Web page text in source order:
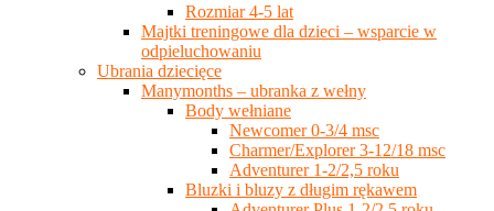
Rozmiar 4-5 lat
Majtki treningowe dla dzieci – wsparcie w
odpieluchowaniu
Ubrania dziecięce
Manymonths – ubranka z wełny
Body wełniane
Newcomer 0-3/4 msc
Charmer/Explorer 3-12/18 msc
Adventurer 1-2/2,5 roku
Bluzki i bluzy z długim rękawem